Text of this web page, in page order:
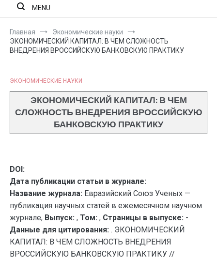
MENU
Главная
Экономические науки
ЭКОНОМИЧЕСКИЙ КАПИТАЛ: В ЧЕМ СЛОЖНОСТЬ
ВНЕДРЕНИЯ ВРОССИЙСКУЮ БАНКОВСКУЮ ПРАКТИКУ
ЭКОНОМИЧЕСКИЕ НАУКИ
ЭКОНОМИЧЕСКИЙ КАПИТАЛ: В ЧЕМ
СЛОЖНОСТЬ ВНЕДРЕНИЯ ВРОССИЙСКУЮ
БАНКОВСКУЮ ПРАКТИКУ
DOI:
Дата публикации статьи в журнале:
Название журнала: Евразийский Союз Ученых —
публикация научных статей в ежемесячном научном
журнале, Выпуск: , Том: , Страницы в выпуске: -
Данные для цитирования: . ЭКОНОМИЧЕСКИЙ
КАПИТАЛ: В ЧЕМ СЛОЖНОСТЬ ВНЕДРЕНИЯ
ВРОССИЙСКУЮ БАНКОВСКУЮ ПРАКТИКУ //